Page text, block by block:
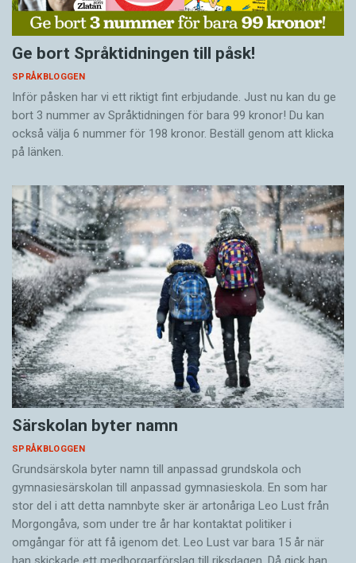
Ge bort Språktidningen till påsk!
SPRÅKBLOGGEN
Inför påsken har vi ett riktigt fint erbjudande. Just nu kan du ge
bort 3 nummer av Språktidningen för bara 99 kronor! Du kan
också välja 6 nummer för 198 kronor. Beställ genom att klicka
på länken.
Särskolan byter namn
SPRÅKBLOGGEN
Grundsärskola byter namn till anpassad grundskola och
gymnasiesärskolan till anpassad gymnasieskola. En som har
stor del i att detta namnbyte sker är artonåriga Leo Lust från
Morgongåva, som under tre år har kontaktat politiker i
omgångar för att få igenom det. Leo Lust var bara 15 år när